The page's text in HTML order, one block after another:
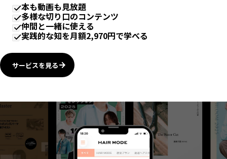
本も動画も見放題
多様な切り口のコンテンツ
仲間と一緒に使える
実践的な知を月額2,970円で学べる
サービスを見る